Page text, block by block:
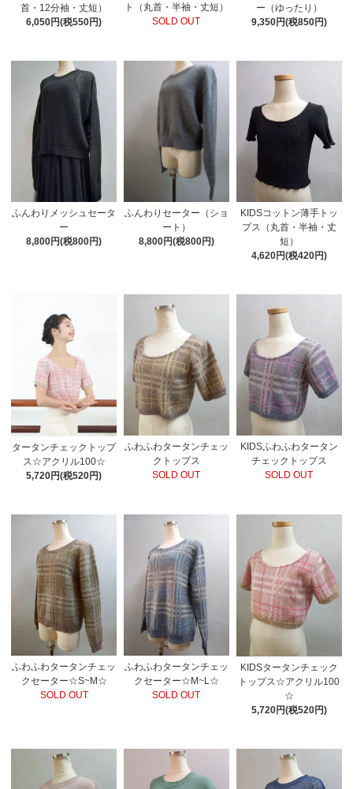
首・12分袖・丈短）
6,050円(税550円)
ト（丸首・半袖・丈短）
SOLD OUT
ー（ゆったり）
9,350円(税850円)
ふんわりメッシュセータ
ー
8,800円(税800円)
ふんわりセーター（ショ
ート）
8,800円(税800円)
KIDSコットン薄手トッ
プス（丸首・半袖・丈
短）
4,620円(税420円)
タータンチェックトップ
ス☆アクリル100☆
5,720円(税520円)
ふわふわタータンチェッ
クトップス
SOLD OUT
KIDSふわふわタータン
チェックトップス
SOLD OUT
ふわふわタータンチェッ
クセーター☆S~M☆
SOLD OUT
ふわふわタータンチェッ
クセーター☆M~L☆
SOLD OUT
KIDSタータンチェック
トップス☆アクリル100
☆
5,720円(税520円)